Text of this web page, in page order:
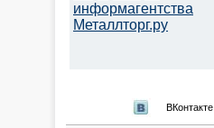
информагентства
Металлторг.ру
ВКонтакте